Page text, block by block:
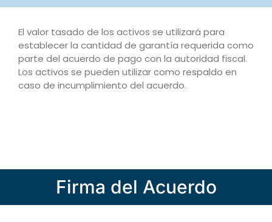
El valor tasado de los activos se utilizará para
establecer la cantidad de garantía requerida como
parte del acuerdo de pago con la autoridad fiscal.
Los activos se pueden utilizar como respaldo en
caso de incumplimiento del acuerdo.
Firma del Acuerdo